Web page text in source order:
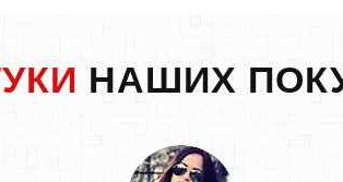
НАШИХ